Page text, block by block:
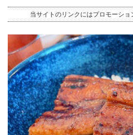
当サイトのリンクにはプロモーショ